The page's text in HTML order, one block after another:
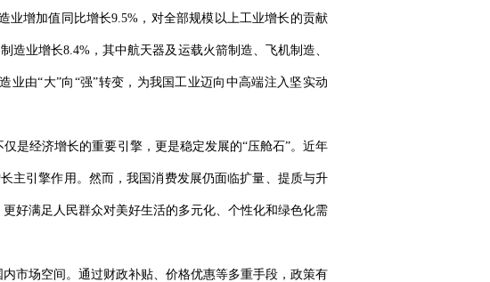
增加值同比增长9.5%，对全部规模以上工业增长的贡献
业增长8.4%，其中航天器及运载火箭制造、飞机制造、
业由“大”向“强”转变，为我国工业迈向中高端注入坚实动
是经济增长的重要引擎，更是稳定发展的“压舱石”。近年
主引擎作用。然而，我国消费发展仍面临扩量、提质与升
好满足人民群众对美好生活的多元化、个性化和绿色化需
市场空间。通过财政补贴、价格优惠等多重手段，政策有